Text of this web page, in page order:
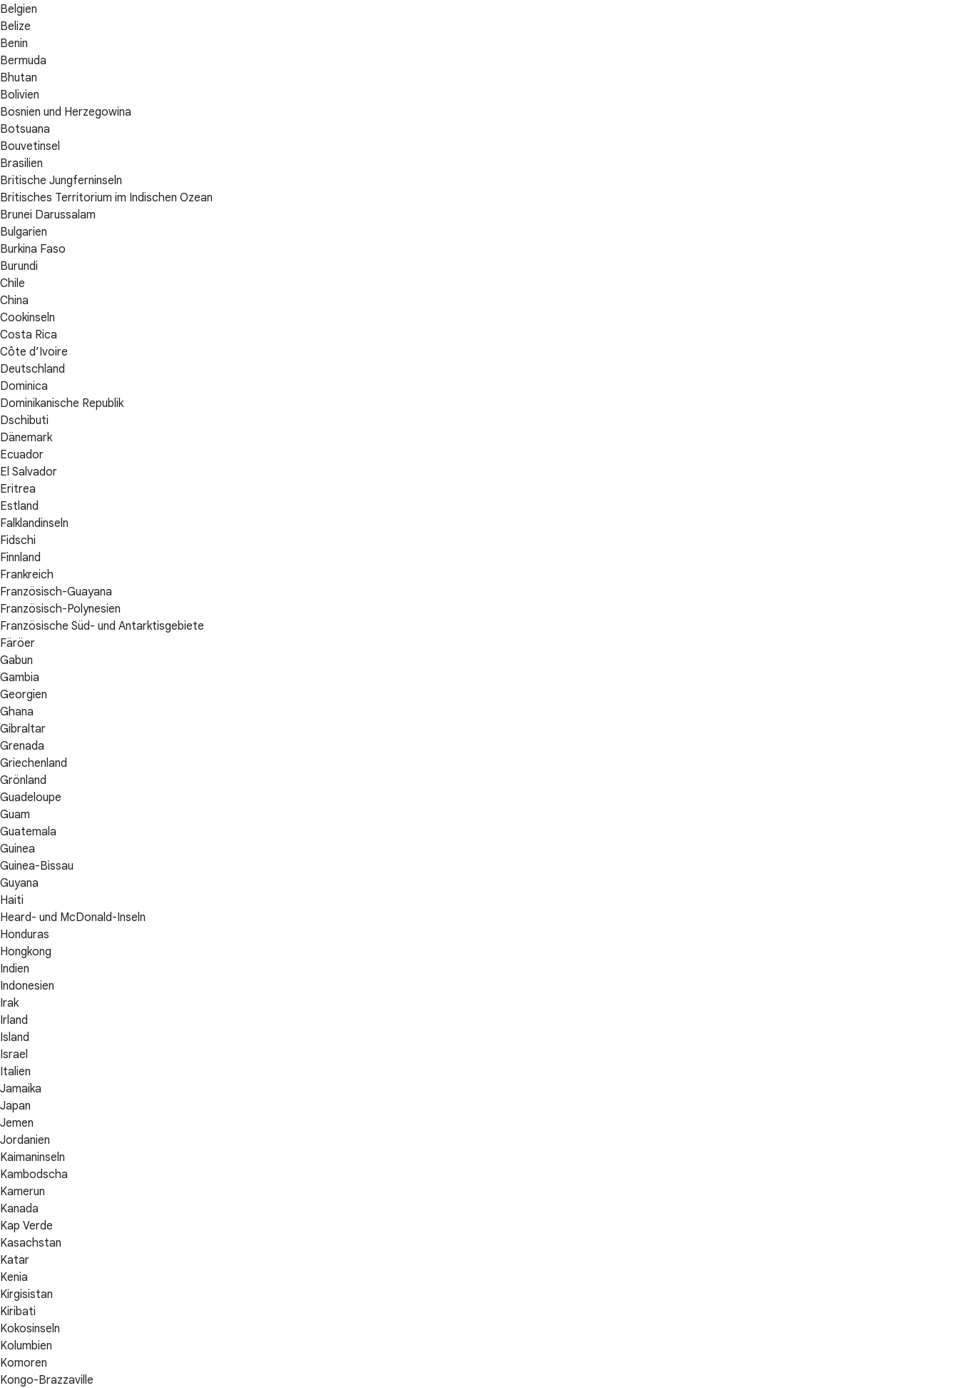
Belgien
Belize
Benin
Bermuda
Bhutan
Bolivien
Bosnien und Herzegowina
Botsuana
Bouvetinsel
Brasilien
Britische Jungferninseln
Britisches Territorium im Indischen Ozean
Brunei Darussalam
Bulgarien
Burkina Faso
Burundi
Chile
China
Cookinseln
Costa Rica
Côte d’Ivoire
Deutschland
Dominica
Dominikanische Republik
Dschibuti
Dänemark
Ecuador
El Salvador
Eritrea
Estland
Falklandinseln
Fidschi
Finnland
Frankreich
Französisch-Guayana
Französisch-Polynesien
Französische Süd- und Antarktisgebiete
Färöer
Gabun
Gambia
Georgien
Ghana
Gibraltar
Grenada
Griechenland
Grönland
Guadeloupe
Guam
Guatemala
Guinea
Guinea-Bissau
Guyana
Haiti
Heard- und McDonald-Inseln
Honduras
Hongkong
Indien
Indonesien
Irak
Irland
Island
Israel
Italien
Jamaika
Japan
Jemen
Jordanien
Kaimaninseln
Kambodscha
Kamerun
Kanada
Kap Verde
Kasachstan
Katar
Kenia
Kirgisistan
Kiribati
Kokosinseln
Kolumbien
Komoren
Kongo-Brazzaville